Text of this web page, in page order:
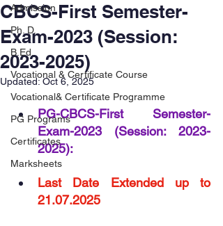
Admission
Ph. D.
B.Ed.
Vocational & Certificate Course
Vocational& Certificate Programme
PG Programs
Certificates
Marksheets
CBCS-First Semester-
Exam-2023 (Session:
2023-2025)
Updated:Oct 6, 2025
PG-CBCS-First Semester-
Exam-2023 (Session: 2023-
2025):
Last Date Extended up to
21.07.2025